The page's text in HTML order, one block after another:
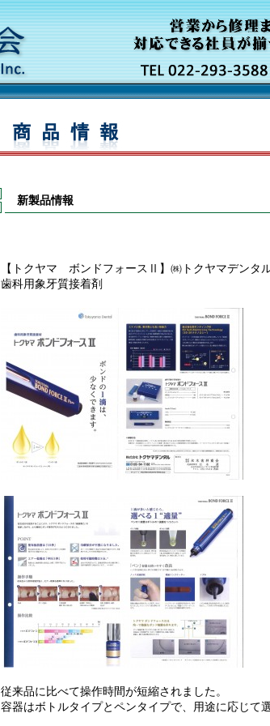
新製品情報
【トクヤマ ボンドフォースⅡ】㈱トクヤマデンタ
歯科用象牙質接着剤
従来品に比べて操作時間が短縮されました。
容器はボトルタイプとペンタイプで、用途に応じて選